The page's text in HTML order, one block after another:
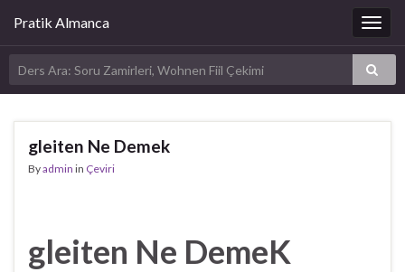
Pratik Almanca
gleiten Ne Demek
Byadmin in Çeviri
gleiten Ne DemeK